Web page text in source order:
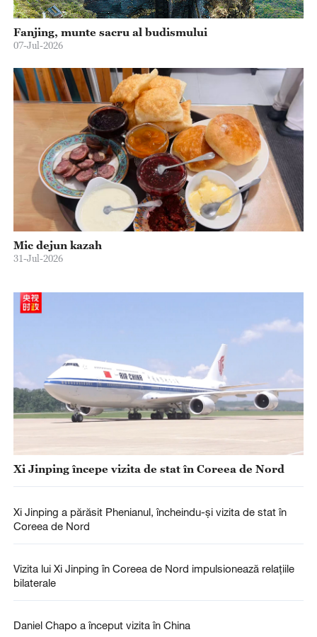
Fanjing, munte sacru al budismului
07-Jul-2026
Mic dejun kazah
31-Jul-2026
Xi Jinping începe vizita de stat în Coreea de Nord
Xi Jinping a părăsit Phenianul, încheindu-și vizita de stat în
Coreea de Nord
Vizita lui Xi Jinping în Coreea de Nord impulsionează relațiile
bilaterale
Daniel Chapo a început vizita în China